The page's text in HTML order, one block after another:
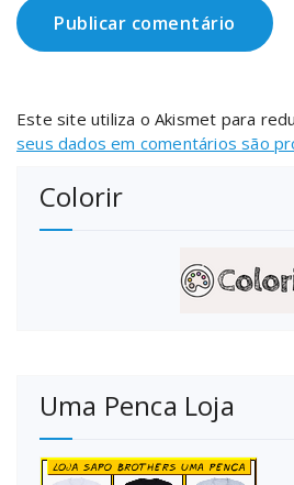
Este site utiliza o Akismet para
seus dados em comentários são
Colorir
Uma Penca Loja